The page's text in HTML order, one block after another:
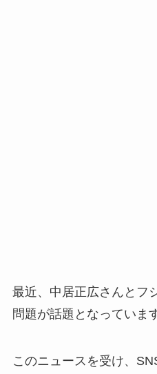
最近、中居正広さんとフ
問題が話題となっていま
このニュースを受け、